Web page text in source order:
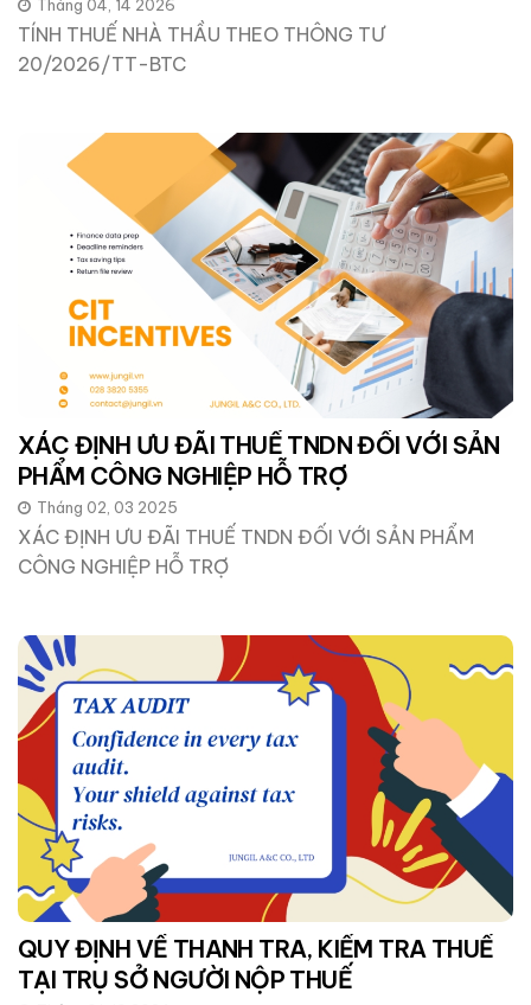
Tháng 04, 14 2026
TÍNH THUẾ NHÀ THẦU THEO THÔNG TƯ
20/2026/TT-BTC
XÁC ĐỊNH ƯU ĐÃI THUẾ TNDN ĐỐI VỚI SẢN
PHẨM CÔNG NGHIỆP HỖ TRỢ
Tháng 02, 03 2025
XÁC ĐỊNH ƯU ĐÃI THUẾ TNDN ĐỐI VỚI SẢN PHẨM
CÔNG NGHIỆP HỖ TRỢ
QUY ĐỊNH VỀ THANH TRA, KIỂM TRA THUẾ
TẠI TRỤ SỞ NGƯỜI NỘP THUẾ